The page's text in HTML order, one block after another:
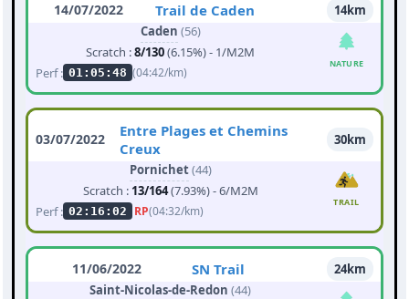
14/07/2022 Trail de Caden
14km
Caden (56)
Scratch :8/130(6.15%) - 1/M2M
Perf : 01:05:48 (04:42/km)
NATURE
03/07/2022
Entre Plages et Chemins
Creux
30km
Pornichet(44)
Scratch : 13/164(7.93%) - 6/M2M
Perf : 02:16:02 RP(04:32/km)
TRAIL
11/06/2022 SN Trail
24km
Saint-Nicolas-de-Redon (44)